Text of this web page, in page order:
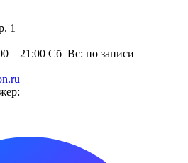
1
– 21:00 Сб–Вс: по записи